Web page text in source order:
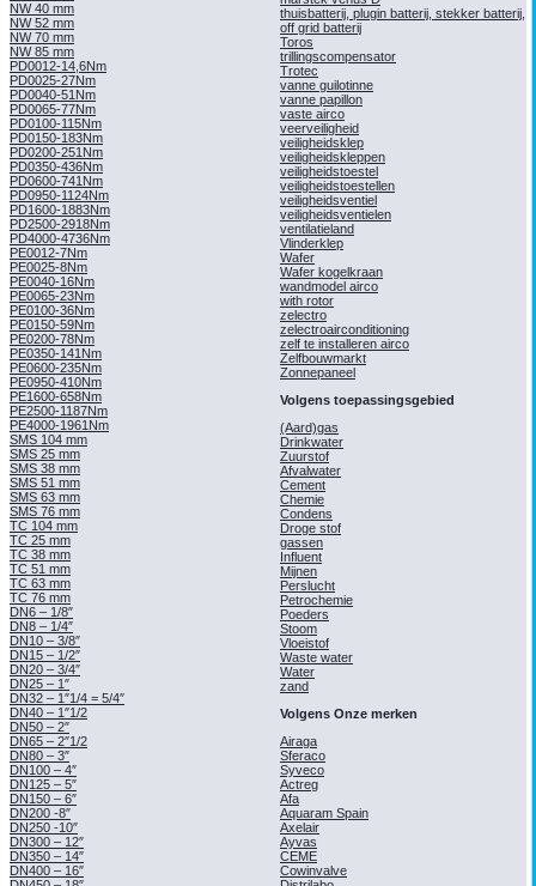
NW 40 mm
NW 52 mm
NW 70 mm
NW 85 mm
PD0012-14,6Nm
PD0025-27Nm
PD0040-51Nm
PD0065-77Nm
PD0100-115Nm
PD0150-183Nm
PD0200-251Nm
PD0350-436Nm
PD0600-741Nm
PD0950-1124Nm
PD1600-1883Nm
PD2500-2918Nm
PD4000-4736Nm
PE0012-7Nm
PE0025-8Nm
PE0040-16Nm
PE0065-23Nm
PE0100-36Nm
PE0150-59Nm
PE0200-78Nm
PE0350-141Nm
PE0600-235Nm
PE0950-410Nm
PE1600-658Nm
PE2500-1187Nm
PE4000-1961Nm
SMS 104 mm
SMS 25 mm
SMS 38 mm
SMS 51 mm
SMS 63 mm
SMS 76 mm
TC 104 mm
TC 25 mm
TC 38 mm
TC 51 mm
TC 63 mm
TC 76 mm
DN6 – 1/8″
DN8 – 1/4″
DN10 – 3/8″
DN15 – 1/2″
DN20 – 3/4″
DN25 – 1″
DN32 – 1″1/4 = 5/4″
DN40 – 1″1/2
DN50 – 2″
DN65 – 2″1/2
DN80 – 3″
DN100 – 4″
DN125 – 5″
DN150 – 6″
DN200 -8″
DN250 -10″
DN300 – 12″
DN350 – 14″
DN400 – 16″
thuisbatterij, plugin batterij, stekker batterij,
off grid batterij
Toros
trillingscompensator
Trotec
vanne guilotinne
vanne papillon
vaste airco
veerveiligheid
veiligheidsklep
veiligheidskleppen
veiligheidstoestel
veiligheidstoestellen
veiligheidsventiel
veiligheidsventielen
ventilatieland
Vlinderklep
Wafer
Wafer kogelkraan
wandmodel airco
with rotor
zelectro
zelectroairconditioning
zelf te installeren airco
Zelfbouwmarkt
Zonnepaneel
Volgens toepassingsgebied
(Aard)gas
Drinkwater
Zuurstof
Afvalwater
Cement
Chemie
Condens
Droge stof
gassen
Influent
Mijnen
Perslucht
Petrochemie
Poeders
Stoom
Vloeistof
Waste water
Water
zand
Volgens Onze merken
Airaga
Sferaco
Syveco
Actreg
Afa
Aquaram Spain
Axelair
Ayvas
CEME
Cowinvalve